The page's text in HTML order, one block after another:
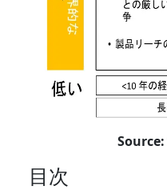
Source:
目次